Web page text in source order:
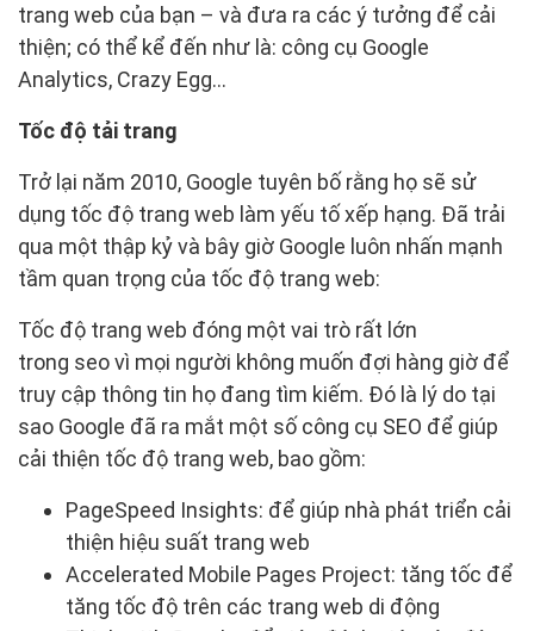
trang web của bạn – và đưa ra các ý tưởng để cải
thiện; có thể kể đến như là: công cụ Google
Analytics, Crazy Egg…
Tốc độ tải trang
Trở lại năm 2010, Google tuyên bố rằng họ sẽ sử
dụng tốc độ trang web làm yếu tố xếp hạng. Đã trải
qua một thập kỷ và bây giờ Google luôn nhấn mạnh
tầm quan trọng của tốc độ trang web:
Tốc độ trang web đóng một vai trò rất lớn
trong seo vì mọi người không muốn đợi hàng giờ để
truy cập thông tin họ đang tìm kiếm. Đó là lý do tại
sao Google đã ra mắt một số công cụ SEO để giúp
cải thiện tốc độ trang web, bao gồm:
PageSpeed Insights: để giúp nhà phát triển cải
thiện hiệu suất trang web
Accelerated Mobile Pages Project: tăng tốc để
tăng tốc độ trên các trang web di động